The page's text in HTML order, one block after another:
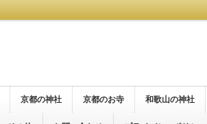
京都の神社 京都のお寺 和歌山の神社